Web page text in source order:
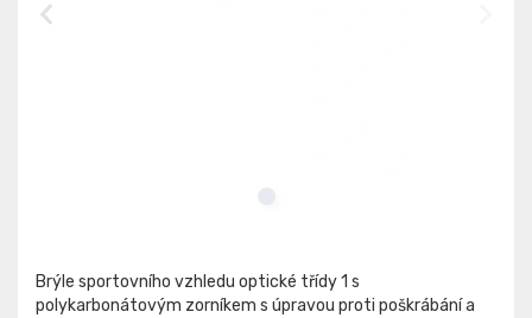
Brýle sportovního vzhledu optické třídy 1 s
polykarbonátovým zorníkem s úpravou proti poškrábání a